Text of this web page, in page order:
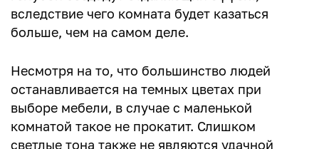
вследствие чего комната будет казаться
больше, чем на самом деле.
Несмотря на то, что большинство людей
останавливается на темных цветах при
выборе мебели, в случае с маленькой
комнатой такое не прокатит. Слишком
светлые тона также не являются удачной